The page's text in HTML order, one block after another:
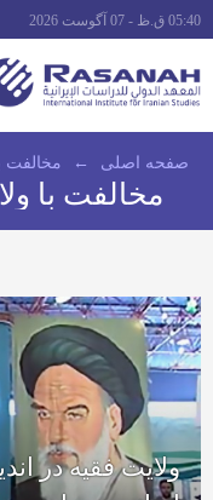
05:40 ق.ظ - 07 آگوست 2026
صفحه اصلى ← مخالفت
مخالفت با
ولایت فقیه در